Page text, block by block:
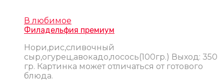
В любимое
Филадельфия премиум
Нори,рис,сливочный
сыр,огурец,авокадо,лосось(100гр.) Выход: 350
гр. Картинка может отличаться от готового
блюда.